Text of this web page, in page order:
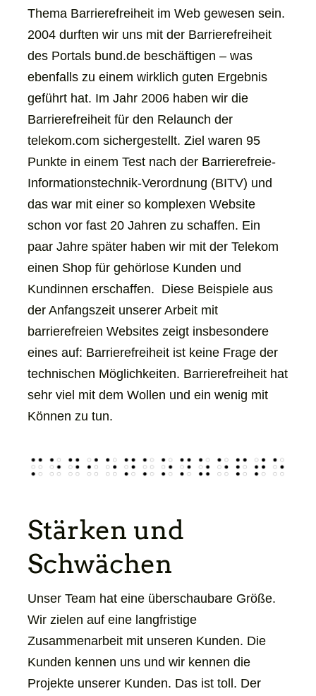
in
einem
neuen
Tab
Thema Barrierefreiheit im Web gewesen sein.
2004 durften wir uns mit der Barrierefreiheit
des Portals bund.de beschäftigen – was
ebenfalls zu einem wirklich guten Ergebnis
geführt hat. Im Jahr 2006 haben wir die
Barrierefreiheit für den Relaunch der
telekom.com sichergestellt. Ziel waren 95
Punkte in einem Test nach der Barrierefreie-
Informationstechnik-Verordnung (BITV) und
das war mit einer so komplexen Website
schon vor fast 20 Jahren zu schaffen. Ein
paar Jahre später haben wir mit der Telekom
einen Shop für gehörlose Kunden und
Kundinnen erschaffen. Diese Beispiele aus
der Anfangszeit unserer Arbeit mit
barrierefreien Websites zeigt insbesondere
eines auf: Barrierefreiheit ist keine Frage der
technischen Möglichkeiten. Barrierefreiheit hat
sehr viel mit dem Wollen und ein wenig mit
Können zu tun.
Stärken und
Schwächen
Unser Team hat eine überschaubare Größe.
Wir zielen auf eine langfristige
Zusammenarbeit mit unseren Kunden. Die
Kunden kennen uns und wir kennen die
Projekte unserer Kunden. Das ist toll. Der